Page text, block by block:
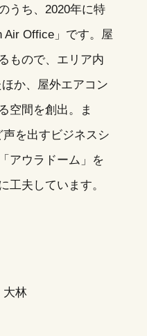
うち、2020年に特
Air Office」です。屋
もので、エリア内
か、屋外エアコン
空間を創出。ま
を出すビジネスシ
アウラドーム」を
工夫しています。
大林